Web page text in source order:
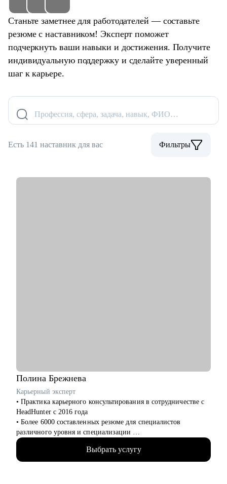
Станьте заметнее для работодателей — составьте
резюме с наставником! Эксперт поможет
подчеркнуть ваши навыки и достижения. Получите
индивидуальную поддержку и сделайте уверенный
шаг к карьере.
Профессия, сфера, задача, навык, ФИО…
Есть 141 наставник для вас Фильтры
Полина Брежнева
Карьерный эксперт
• Практика карьерного консультирования в сотрудничестве с
HeadHunter с 2016 года
• Более 6000 составленных резюме для специалистов
различного уровня и специализации
• Более 2500 продуктивных карьерных сессий
• Лучший результат 2022 года по оценке удовлетворенности
клиентов
Выбрать услугу